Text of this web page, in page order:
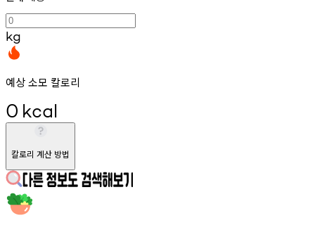
kg
예상 소모 칼로리
0 kcal
칼로리 계산 방법